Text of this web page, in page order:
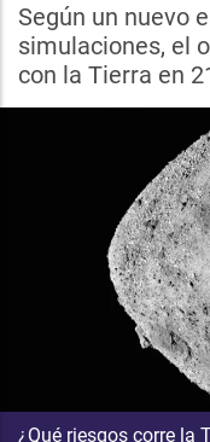
Según un nuevo
simulaciones, el
con la Tierra en
¿Qué riesgos corre la